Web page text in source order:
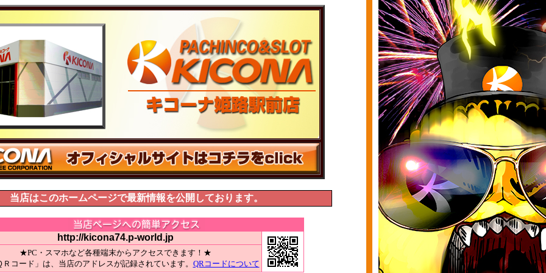
当店はこのホームページで最新情報を公開しております。
http://kicona74.p-world.jp
★PC・スマホなど各種端末からアクセスできます！★
Ｒコード」は、当店のアドレスが記録されています。 QRコードについて